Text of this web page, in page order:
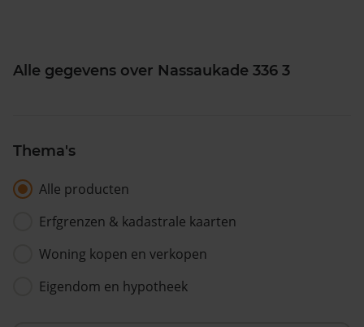
Alle gegevens over Nassaukade 336 3
Thema's
Alle producten
Erfgrenzen & kadastrale kaarten
Woning kopen en verkopen
Eigendom en hypotheek